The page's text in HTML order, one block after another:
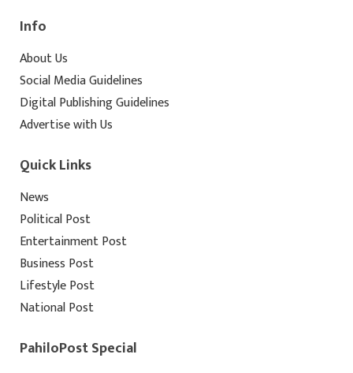
Info
About Us
Social Media Guidelines
Digital Publishing Guidelines
Advertise with Us
Quick Links
News
Political Post
Entertainment Post
Business Post
Lifestyle Post
National Post
PahiloPost Special